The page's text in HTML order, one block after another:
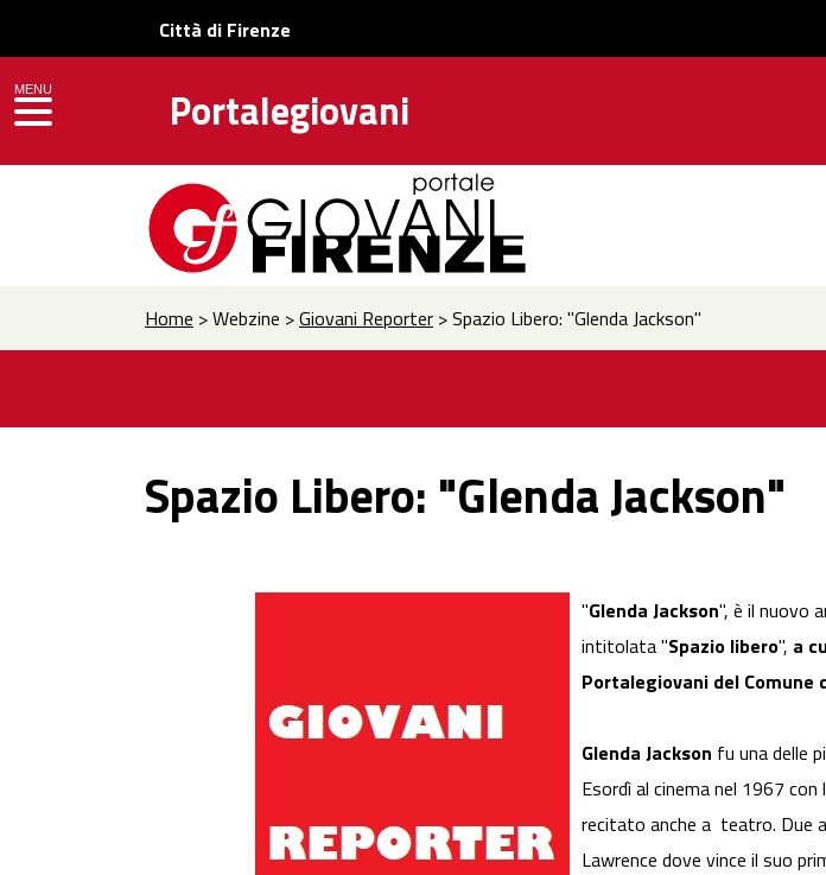
Città di Firenze
Portalegiovani
MENU
toggle navigation
Home > Webzine >Giovani Reporter > Spazio Libero: "Glenda Jackson"
Spazio Libero: "Glenda Jackson"
"Glenda Jackson", è il nuovo
intitolata "Spazio libero", a
Portalegiovani del Comune
Glenda Jackson fu una delle
Esordì al cinema nel 1967
recitato anche a teatro. Due
Lawrence dove vince il suo